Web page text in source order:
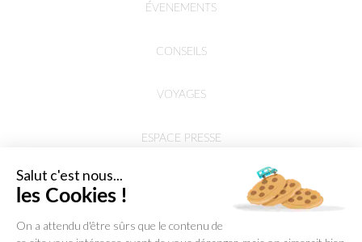
ÉVENEMENTS
CONSEILS
VOYAGES
ESPACE PRESSE
Salut c'est nous...
les Cookies !
On a attendu d'être sûrs que le contenu de